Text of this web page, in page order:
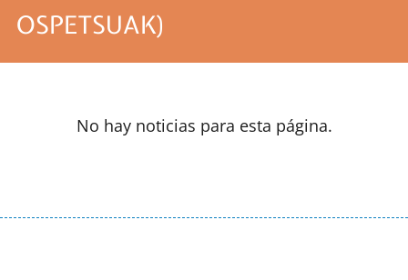
OSPETSUAK)
No hay noticias para esta página.